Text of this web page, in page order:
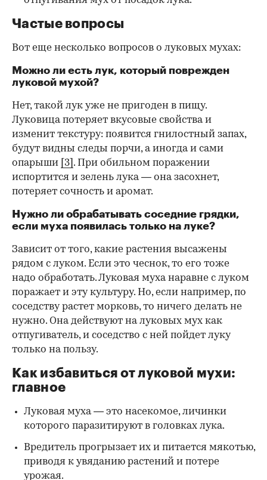
Частые вопросы
Вот еще несколько вопросов о луковых мухах:
Можно ли есть лук, который поврежден
луковой мухой?
Нет, такой лук уже не пригоден в пищу.
Луковица потеряет вкусовые свойства и
изменит текстуру: появится гнилостный запах,
будут видны следы порчи, а иногда и сами
опарыши
[3] . При обильном поражении
испортится и зелень лука — она засохнет,
потеряет сочность и аромат.
Нужно ли обрабатывать соседние грядки,
если муха появилась только на луке?
Зависит от того, какие растения высажены
рядом с луком. Если это чеснок, то его тоже
надо обработать. Луковая муха наравне с луком
поражает и эту культуру. Но, если например, по
соседству растет морковь, то ничего делать не
нужно. Она действуют на луковых мух как
отпугиватель, и соседство с ней пойдет луку
только на пользу.
Как избавиться от луковой мухи:
главное
Луковая муха — это насекомое, личинки
которого паразитируют в головках лука.
Вредитель прогрызает их и питается мякотью,
приводя к увяданию растений и потере
урожая.